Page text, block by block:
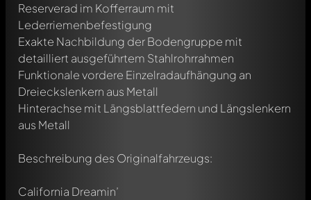
Reserverad im Kofferraum mit
Lederriemenbefestigung
Exakte Nachbildung der Bodengruppe mit
detailliert ausgeführtem Stahlrohrrahmen
Funktionale vordere Einzelradaufhängung an
Dreieckslenkern aus Metall
Hinterachse mit Längsblattfedern und Längslenkern
aus Metall
Beschreibung des Originalfahrzeugs:
California Dreamin’